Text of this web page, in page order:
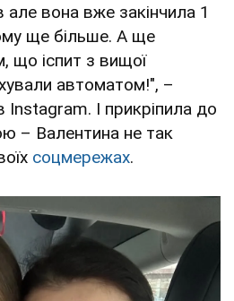
вона вже закінчила 1
ще більше. А ще
що іспит з вищої
автоматом!", –
Instagram. І прикріпила до
– Валентина не так
соцмережах.